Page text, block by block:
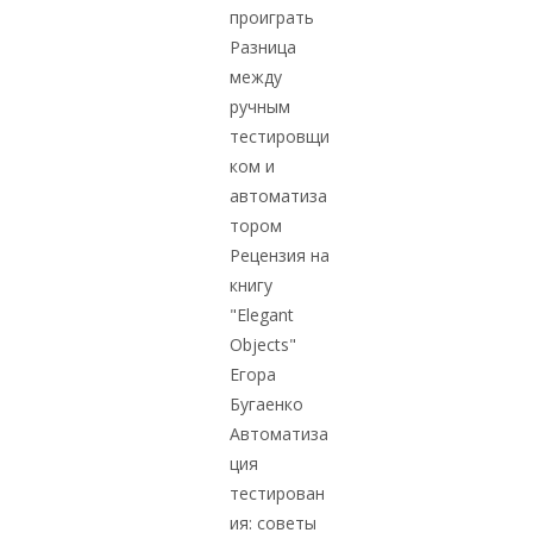
проиграть
Разница
между
ручным
тестировщи
ком и
автоматиза
тором
Рецензия на
книгу
"Elegant
Objects"
Егора
Бугаенко
Автоматиза
ция
тестирован
ия: советы